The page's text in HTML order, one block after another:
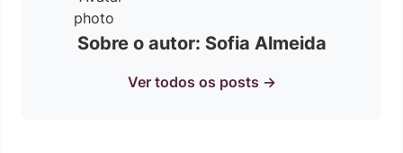
Sobre o autor: Sofia Almeida
Ver todos os posts →